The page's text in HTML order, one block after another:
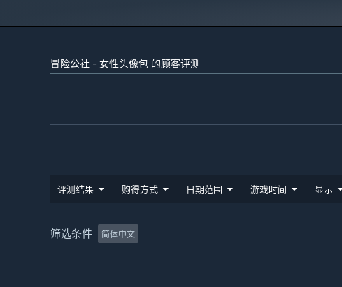
冒险公社 - 女性头像包 的顾客评测
评测结果 购得方式 日期范围 游戏时间 显示
筛选条件 简体中文